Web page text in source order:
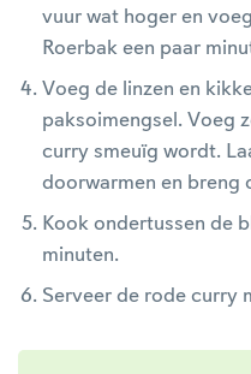
vuur wat hoger en
Roerbak een paar
Voeg de linzen en
paksoimengsel. Voeg
curry smeuïg wordt.
doorwarmen en breng
Kook ondertussen de
minuten.
Serveer de rode curry